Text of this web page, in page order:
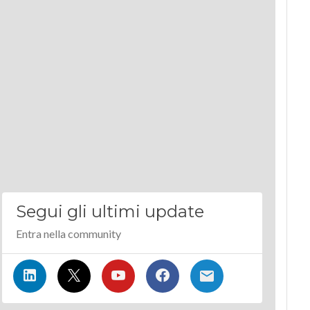
Segui gli ultimi update
Entra nella community